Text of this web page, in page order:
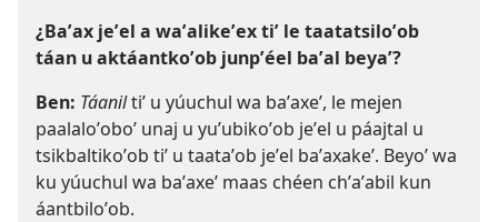
¿Baʼax jeʼel a waʼalikeʼex tiʼ le taatatsiloʼob
táan u aktáantkoʼob junpʼéel baʼal beyaʼ?
Ben: Táaniltiʼ u yúuchul wa baʼaxeʼ, le mejen
paalaloʼoboʼ unaj u yuʼubikoʼob jeʼel u páajtal u
tsikbaltikoʼob tiʼ u taataʼob jeʼel baʼaxakeʼ. Beyoʼ wa
ku yúuchul wa baʼaxeʼ maas chéen chʼaʼabil kun
áantbiloʼob.